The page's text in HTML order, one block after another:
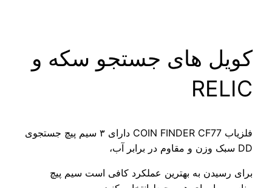
کویل های جستجو سکه و
RELIC
فلزیاب COIN FINDER CF77 دارای ۳ سیم پیچ جستجوی
DD سبک وزن و مقاوم در برابر آب،
برای رسیدن به بهترین عملکرد کافی است سیم پیچ